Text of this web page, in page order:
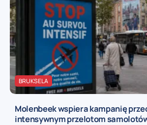
BRUKSELA
Molenbeek wspiera kampanię
intensywnym przelotom